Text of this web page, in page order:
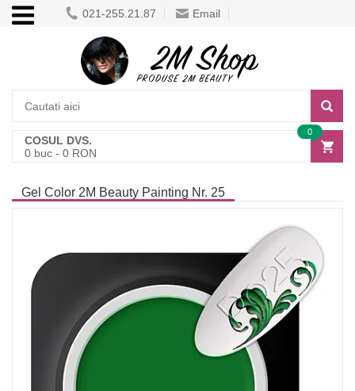
021-255.21.87 Email
COSUL DVS.
0 buc - 0 RON
0
Gel Color 2M Beauty Painting Nr. 25